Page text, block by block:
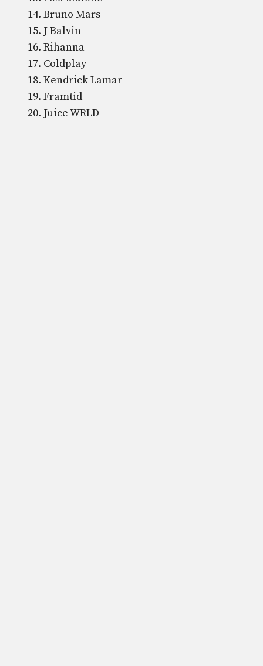
Bruno Mars
J Balvin
Rihanna
Coldplay
Kendrick Lamar
Framtid
Juice WRLD